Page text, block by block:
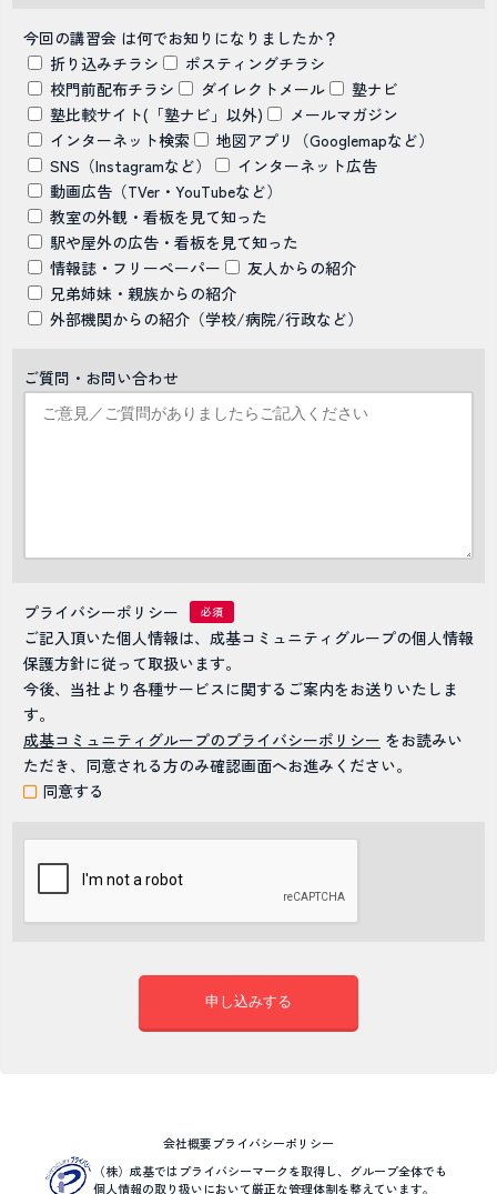
今回の講習会 は何でお知りになりましたか？
折り込みチラシ
ポスティングチラシ
校門前配布チラシ
ダイレクトメール
塾ナビ
塾比較サイト(「塾ナビ」以外)
メールマガジン
インターネット検索
地図アプリ（Googlemapなど）
SNS（Instagramなど）
インターネット広告
動画広告（TVer・YouTubeなど）
教室の外観・看板を見て知った
駅や屋外の広告・看板を見て知った
情報誌・フリーペーパー
友人からの紹介
兄弟姉妹・親族からの紹介
外部機関からの紹介（学校/病院/行政など）
ご質問・お問い合わせ
プライバシーポリシー
ご記入頂いた個人情報は、成基コミュニティグループの個人情報
保護方針に従って取扱います。
今後、当社より各種サービスに関するご案内をお送りいたしま
す。
成基コミュニティグループのプライバシーポリシー をお読みい
ただき、同意される方のみ確認画面へお進みください。
同意する
会社概要プライバシーポリシー
（株）成基ではプライバシーマークを取得し、グループ全体でも
個人情報の取り扱いにおいて厳正な管理体制を整えています。